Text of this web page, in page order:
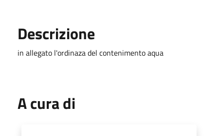
Descrizione
in allegato l'ordinaza del contenimento aqua
A cura di